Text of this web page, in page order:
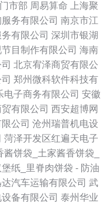
市部 周易算命
上海聚
务有限公司 南京市江
有限公司 深圳市银湖
目制作有限公司 海南
北京宥泽商贸有限公
郑州微科软件科技有
电子商务有限公司 安徽
有限公司 西安超博网
公司 沧州瑞普机电设
菏泽开发区红遍天电子
酱饼袋_土家酱香饼袋_
纸_里脊肉饼袋 - 防油
达汽车运输有限公司 武
备有限公司 泰州华业